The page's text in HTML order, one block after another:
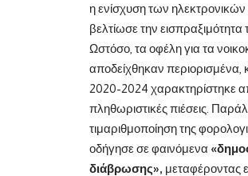
η ενίσχυση των
βελτίωσε την
Ωστόσο, τα οφέλη για τα
αποδείχθηκαν περιορισμένα,
2020-2024 χαρακτηρίστηκε
πληθωριστικές πιέσεις.
τιμαριθμοποίηση της
οδήγησε σε φαινόμενα
διάβρωσης», μεταφέροντας